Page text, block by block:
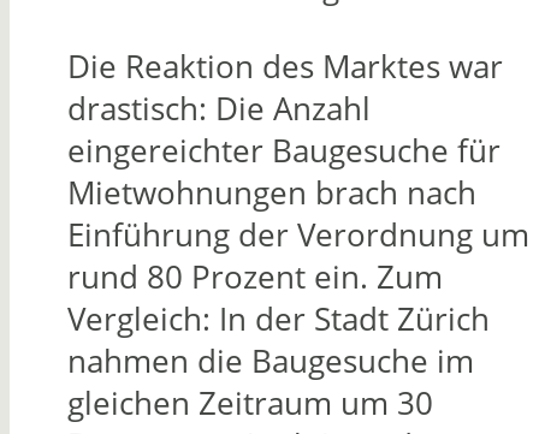
Die Reaktion des Marktes war
drastisch: Die Anzahl
eingereichter Baugesuche für
Mietwohnungen brach nach
Einführung der Verordnung um
rund 80 Prozent ein. Zum
Vergleich: In der Stadt Zürich
nahmen die Baugesuche im
gleichen Zeitraum um 30